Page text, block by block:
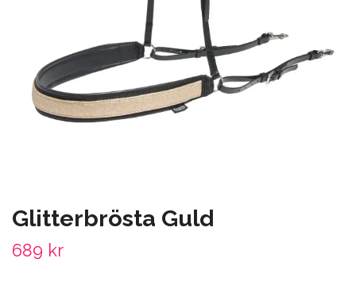
Glitterbrösta Guld
689 kr